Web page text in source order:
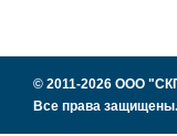
© 2011-2026 ООО
Все права защищены.